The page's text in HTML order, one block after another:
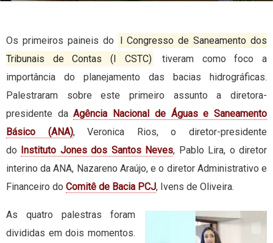
Os primeiros paineis do
I Congresso de Saneamento dos
Tribunais de Contas (I CSTC)
tiveram como foco a
importância do planejamento das bacias hidrográficas.
Palestraram sobre este primeiro assunto a diretora-
presidente daAgência Nacional de Águas e Saneamento
Básico (ANA), Veronica Rios, o diretor-presidente
do Instituto Jones dos Santos Neves, Pablo Lira, o diretor
interino da ANA, Nazareno Araújo, e o diretor Administrativo e
Financeiro do Comitê de Bacia PCJ, Ivens de Oliveira.
As quatro palestras foram
divididas em dois momentos.